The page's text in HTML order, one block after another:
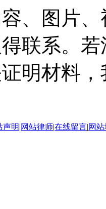
、图片
联系。
明材料
声明|网站律师|在线留言|网